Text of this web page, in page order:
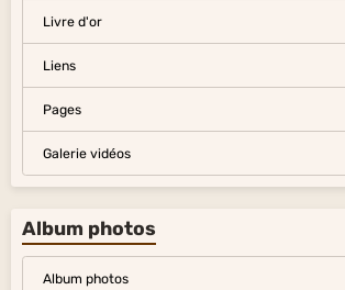
Livre d'or
Liens
Pages
Galerie vidéos
Album photos
Album photos